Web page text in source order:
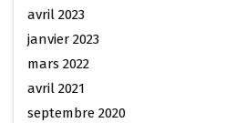
avril 2023
janvier 2023
mars 2022
avril 2021
septembre 2020